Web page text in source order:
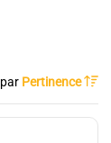
Pertinence